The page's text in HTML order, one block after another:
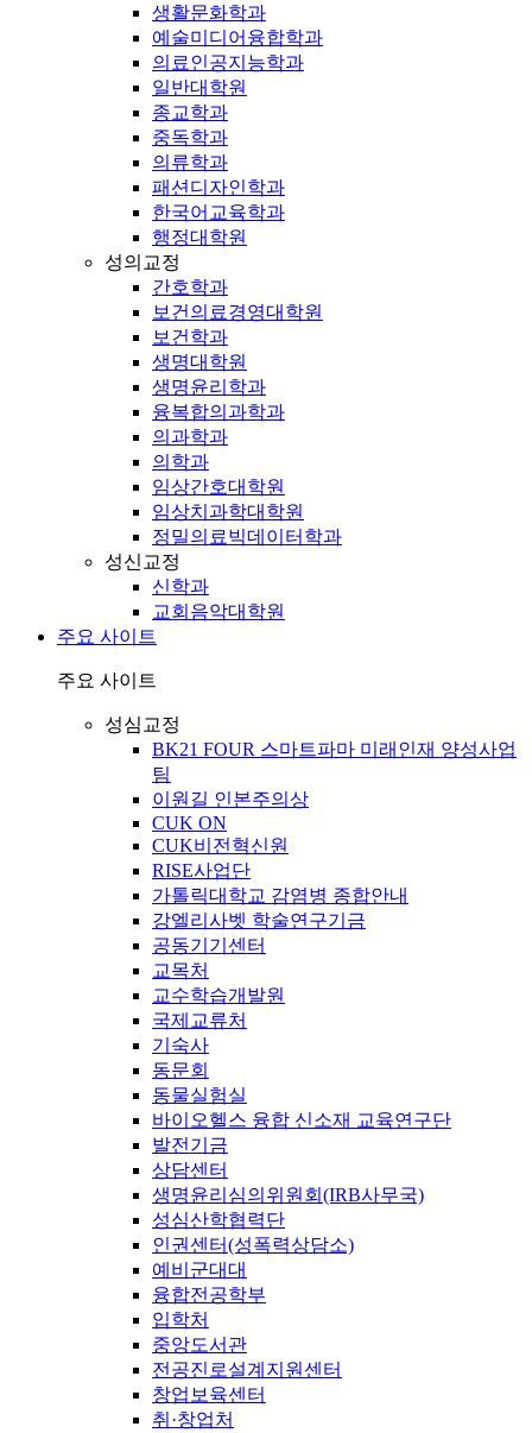
생활문화학과
예술미디어융합학과
의료인공지능학과
일반대학원
종교학과
중독학과
의류학과
패션디자인학과
한국어교육학과
행정대학원
성의교정
간호학과
보건의료경영대학원
보건학과
생명대학원
생명윤리학과
융복합의과학과
의과학과
의학과
임상간호대학원
임상치과학대학원
정밀의료빅데이터학과
성신교정
신학과
교회음악대학원
주요 사이트
주요 사이트
성심교정
BK21 FOUR 스마트파마 미래인재 양성사업
팀
이원길 인본주의상
CUK ON
CUK비전혁신원
RISE사업단
가톨릭대학교 감염병 종합안내
강엘리사벳 학술연구기금
공동기기센터
교목처
교수학습개발원
국제교류처
기숙사
동문회
동물실험실
바이오헬스 융합 신소재 교육연구단
발전기금
상담센터
생명윤리심의위원회(IRB사무국)
성심산학협력단
인권센터(성폭력상담소)
예비군대대
융합전공학부
입학처
중앙도서관
전공진로설계지원센터
창업보육센터
취·창업처